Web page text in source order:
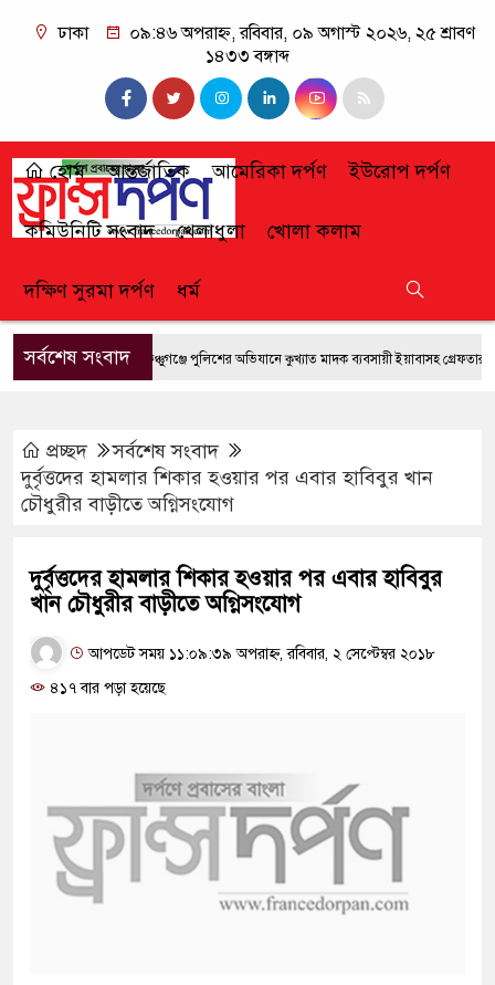
ঢাকা
০৯:৪৬ অপরাহ্ন, রবিবার, ০৯ অগাস্ট ২০২৬, ২৫ শ্রাবণ
১৪৩৩ বঙ্গাব্দ
হোম আন্তর্জাতিক আমেরিকা দর্পণ ইউরোপ দর্পণ
কমিউনিটি সংবাদ খেলাধুলা খোলা কলাম
দক্ষিণ সুরমা দর্পণ ধর্ম
সর্বশেষ সংবাদফেঞ্চুগঞ্জে পুলিশের অভিযানে কুখ্যাত মাদক ব্যবসায়ী ইয়াবাসহ গ্রেফতার
প্রচ্ছদ
সর্বশেষ সংবাদ
দুর্বৃত্তদের হামলার শিকার হওয়ার পর এবার হাবিবুর খান
চৌধুরীর বাড়ীতে অগ্নিসংযোগ
দুর্বৃত্তদের হামলার শিকার হওয়ার পর এবার হাবিবুর
খান চৌধুরীর বাড়ীতে অগ্নিসংযোগ
আপডেট সময় ১১:০৯:৩৯ অপরাহ্ন, রবিবার, ২ সেপ্টেম্বর ২০১৮
৪১৭ বার পড়া হয়েছে